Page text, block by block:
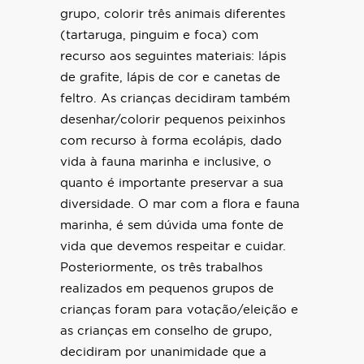
grupo, colorir três animais diferentes
(tartaruga, pinguim e foca) com
recurso aos seguintes materiais: lápis
de grafite, lápis de cor e canetas de
feltro. As crianças decidiram também
desenhar/colorir pequenos peixinhos
com recurso à forma ecolápis, dado
vida à fauna marinha e inclusive, o
quanto é importante preservar a sua
diversidade. O mar com a flora e fauna
marinha, é sem dúvida uma fonte de
vida que devemos respeitar e cuidar.
Posteriormente, os três trabalhos
realizados em pequenos grupos de
crianças foram para votação/eleição e
as crianças em conselho de grupo,
decidiram por unanimidade que a